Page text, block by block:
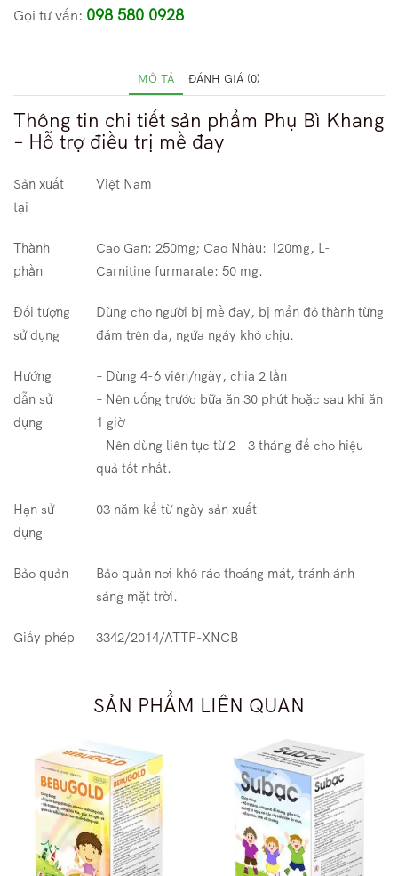
Gọi tư vấn: 098 580 0928
MÔ TẢ ĐÁNH GIÁ (0)
Thông tin chi tiết sản phẩm Phụ Bì Khang
– Hỗ trợ điều trị mề đay
Sản xuất
tại
Việt Nam
Thành
phần
Cao Gan: 250mg; Cao Nhàu: 120mg, L-
Carnitine furmarate: 50 mg.
Đối tượng
sử dụng
Dùng cho người bị mề đay, bị mẩn đỏ thành từng
đám trên da, ngứa ngáy khó chịu.
Hướng
dẫn sử
dụng
– Dùng 4-6 viên/ngày, chia 2 lần
– Nên uống trước bữa ăn 30 phút hoặc sau khi ăn
1 giờ
– Nên dùng liên tục từ 2 – 3 tháng để cho hiệu
quả tốt nhất.
Hạn sử
dụng
03 năm kể từ ngày sản xuất
Bảo quản
Bảo quản nơi khô ráo thoáng mát, tránh ánh
sáng mặt trời.
Giấy phép 3342/2014/ATTP-XNCB
SẢN PHẨM LIÊN QUAN